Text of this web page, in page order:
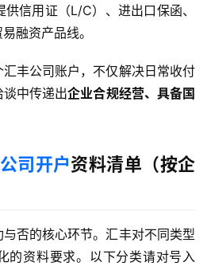
信用证（L/C）、进出口保函、
融资产品线。
丰公司账户，不仅解决日常收付
中传递出企业合规经营、具备国
司开户资料清单（按企
否的核心环节。汇丰对不同类型
的资料要求。以下分类请对号入